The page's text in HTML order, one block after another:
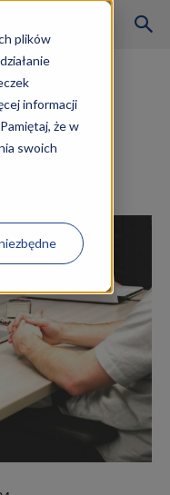
plików
informacji
że w
swoich